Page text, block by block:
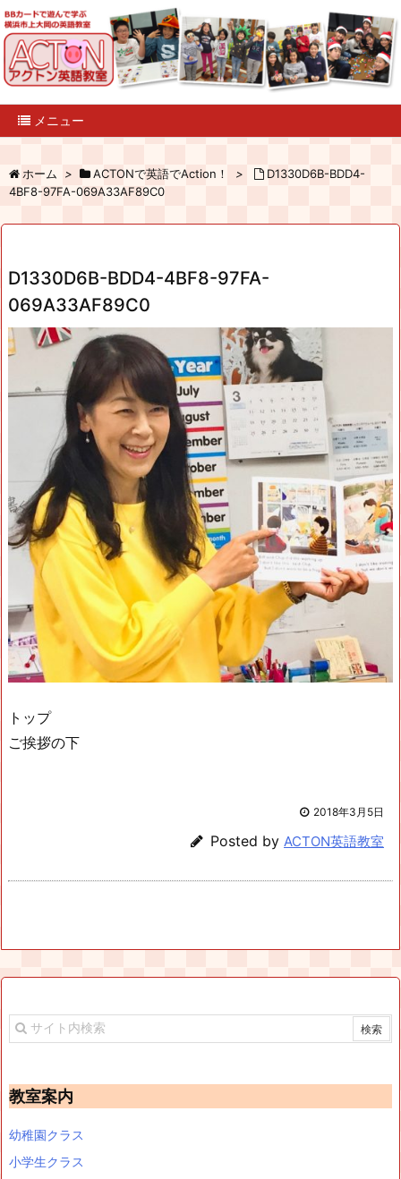
メニュー
ホーム > ACTONで英語でAction！ >
D1330D6B-BDD4-
4BF8-97FA-069A33AF89C0
D1330D6B-BDD4-4BF8-97FA-
069A33AF89C0
トップ
ご挨拶の下
2018年3月5日
Posted by ACTON英語教室
教室案内
幼稚園クラス
小学生クラス